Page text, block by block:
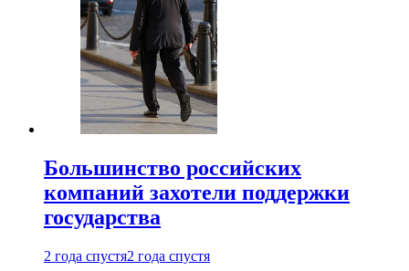
Большинство российских
компаний захотели поддержки
государства
2 года спустя2 года спустя